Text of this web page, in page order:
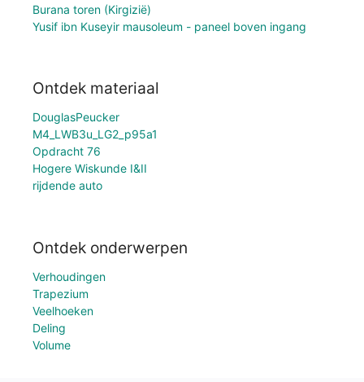
Burana toren (Kirgizië)
Yusif ibn Kuseyir mausoleum - paneel boven ingang
Ontdek materiaal
DouglasPeucker
M4_LWB3u_LG2_p95a1
Opdracht 76
Hogere Wiskunde I&II
rijdende auto
Ontdek onderwerpen
Verhoudingen
Trapezium
Veelhoeken
Deling
Volume